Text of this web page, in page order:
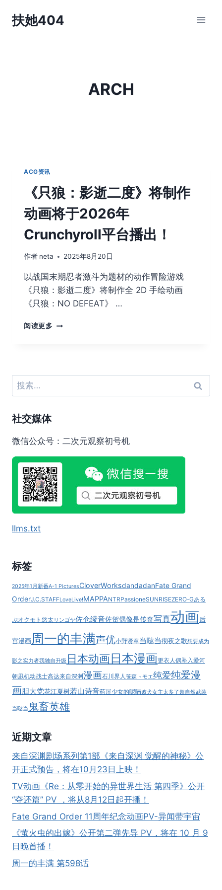
扶她404
ARCH
ACG资讯
《只狼：影逝二度》将制作
动画将于2026年
Crunchyroll平台播出！
作者 neta 2025年8月20日
以战国末期忍者激斗为题材的动作冒险游戏
《只狼：影逝二度》将制作全 2D 手绘动画
《只狼：NO DEFEAT》 …
阅读更多 《只
度》
制
将
2026
年
CRUNCHYROLL
平
台
播
搜
索：
社交媒体
微信公众号：二次元观察初号机
llms.txt
标签
2025年1月新番A-1 PicturesCloverWorksdandadanFate Grand
OrderJ.C.STAFFLoveLive!MAPPANTRPassioneSUNRISEZERO-Gある
ぷオクモト悠太リンゴヤ佐仓绫音佐贺偶像是传奇写真动画后
宫漫画周一的丰满声优小野贤章当哒当彻夜之歌想要成为
影之实力者我独自升级 日本动画日本漫画更衣人偶坠入爱河
朝凪机动战士高达来自深渊漫画石川界人笹森トモエ纯爱纯爱漫
画胆大党花江夏树若山诗音药屋少女的呢喃败犬女主太多了超自然武装
当哒当 鬼畜英雄
近期文章
来自深渊剧场系列第1部《来自深渊 觉醒的神秘》公
开正式预告，将在10月23日上映！
TV动画《Re：从零开始的异世界生活 第四季》公开
“夺还篇” PV ，将从8月12日起开播！
Fate Grand Order 11周年纪念动画PV-异闻带宇宙
《萤火虫的出嫁》公开第二弹先导 PV，将在 10 月 9
日晚首播！
周一的丰满 第598话